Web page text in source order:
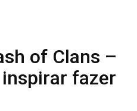
of Clans –
fazer